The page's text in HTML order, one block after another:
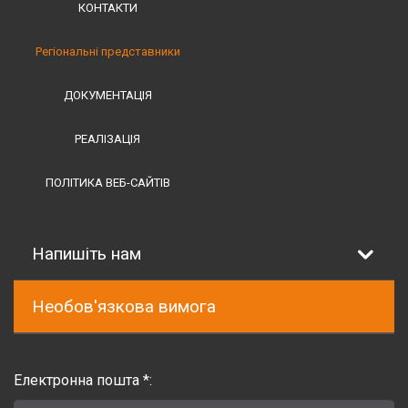
КОНТАКТИ
Регіональні представники
ДОКУМЕНТАЦІЯ
РЕАЛІЗАЦІЯ
ПОЛІТИКА ВЕБ-САЙТІВ
Напишіть нам
Необов'язкова вимога
Електронна пошта *: